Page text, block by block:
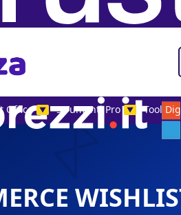
Office ▼ Strumenti Pro ▼ Tool